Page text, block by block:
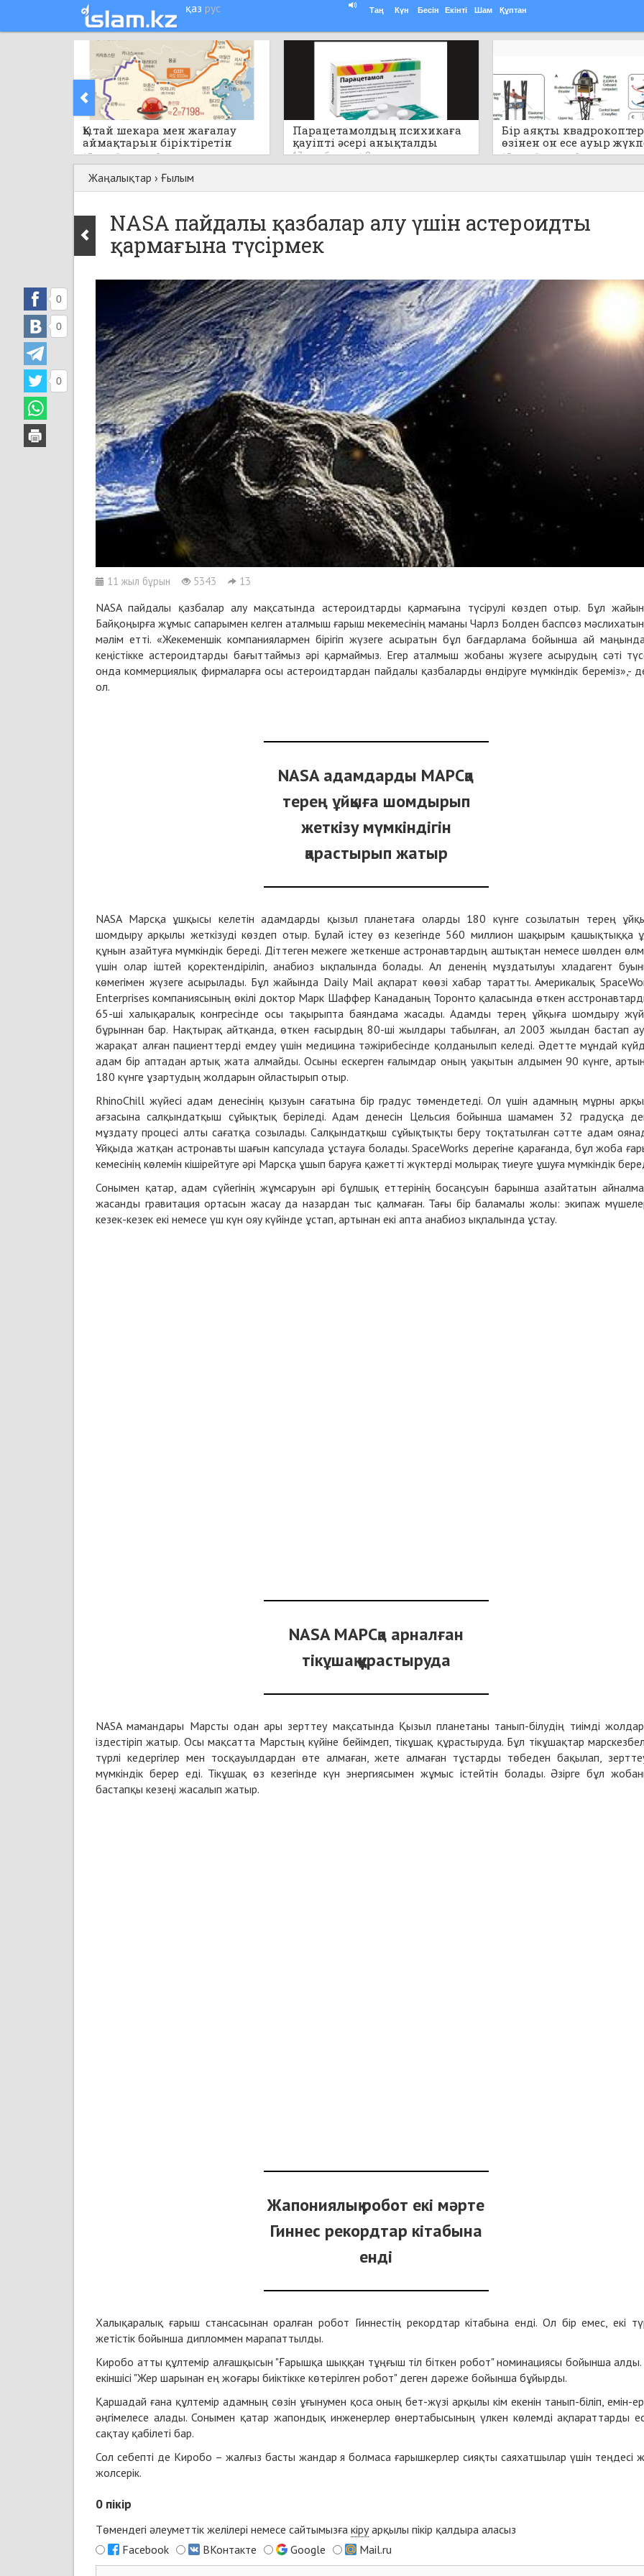
қаз рус Таң Күн Бесін Екінті Шам Құптан
Қытай шекара мен жағалау
аймақтарын біріктіретін
бірегей стратегиялық жобаны
қолға алады
17 сағат бұрын 0
Парацетамолдың психикаға
қауіпті әсері анықталды
17 сағат бұрын 0
Бір аяқты квадрокоптер
өзінен он есе ауыр
секіре алады (видео)
17 сағат бұрын 0
Жаңалықтар › Ғылым
NASA пайдалы қазбалар алу үшін астероидты
қармағына түсірмек
11 жыл бұрын 5343 13
0
0
0
NASA пайдалы қазбалар алу мақсатында астероидтарды қармағына түсірулі көздеп отыр. Бұл
Байқоңырға жұмыс сапарымен келген аталмыш ғарыш мекемесінің маманы Чарлз Болден баспсөз
мәлім етті. «Жекеменшік компаниялармен бірігіп жүзеге асыратын бұл бағдарлама бойынша ай
кеңістікке астероидтарды бағыттаймыз әрі қармаймыз. Егер аталмыш жобаны жүзеге асырудың сәті
онда коммерциялық фирмаларға осы астероидтардан пайдалы қазбаларды өндіруге мүмкіндік береміз»,-
ол.
NASA адамдарды МАРСқа
терең ұйқыға шомдырып
жеткізу мүмкіндігін
қарастырып жатыр
NASA Марсқа ұшқысы келетін адамдарды қызыл планетаға оларды 180 күнге созылатын терең
шомдыру арқылы жеткізуді көздеп отыр. Бұлай істеу өз кезегінде 560 миллион шақырым қашықтыққа
құнын азайтуға мүмкіндік береді. Діттеген межеге жеткенше астронавтардың аштықтан немесе шөлден
үшін олар іштей қоректендіріліп, анабиоз ықпалында болады. Ал дененің мұздатылуы хладагент
көмегімен жүзеге асырылады. Бұл жайында Daily Mail ақпарат көөзі хабар таратты. Америкалық
Enterprises компаниясының өкілі доктор Марк Шаффер Канаданың Торонто қаласында өткен
65-ші халықаралық конгресінде осы тақырыпта баяндама жасады. Адамды терең ұйқыға шомдыру
бұрыннан бар. Нақтырақ айтқанда, өткен ғасырдың 80-ші жылдары табылған, ал 2003 жылдан бастап
жарақат алған пациенттерді емдеу үшін медицина тәжірибесінде қолданылып келеді. Әдетте мұндай
адам бір аптадан артық жата алмайды. Осыны ескерген ғалымдар оның уақытын алдымен 90 күнге,
180 күнге ұзартудың жолдарын ойластырып отыр.
RhinoChill жүйесі адам денесінің қызуын сағатына бір градус төмендетеді. Ол үшін адамның мұрны
ағзасына салқындатқыш сұйықтық беріледі. Адам денесін Цельсия бойынша шамамен 32 градусқа
мұздату процесі алты сағатқа созылады. Салқындатқыш сұйықтықты беру тоқтатылған сәтте адам
Ұйқыда жатқан астронавты шағын капсулада ұстауға болады. SpaceWorks дерегіне қарағанда, бұл жоба
кемесінің көлемін кішірейтуге әрі Марсқа ұшып баруға қажетті жүктерді молырақ тиеуге ұшуға мүмкіндік
Сонымен қатар, адам сүйегінің жұмсаруын әрі бұлшық еттерінің босаңсуын барынша азайтатын
жасанды гравитация ортасын жасау да назардан тыс қалмаған. Тағы бір баламалы жолы: экипаж
кезек-кезек екі немесе үш күн ояу күйінде ұстап, артынан екі апта анабиоз ықпалында ұстау.
NASA МАРСқа арналған
тікұшақ құрастыруда
NASA мамандары Марсты одан ары зерттеу мақсатында Қызыл планетаны танып-білудің тиімді
іздестіріп жатыр. Осы мақсатта Марстың күйіне бейімдеп, тікұшақ құрастыруда. Бұл тікұшақтар
түрлі кедергілер мен тосқауылдардан өте алмаған, жете алмаған тұстарды төбеден бақылап,
мүмкіндік берер еді. Тікұшақ өз кезегінде күн энергиясымен жұмыс істейтін болады. Әзірге бұл
бастапқы кезеңі жасалып жатыр.
Жапониялық робот екі мәрте
Гиннес рекордтар кітабына
енді
Халықаралық ғарыш стансасынан оралған робот Гиннестің рекордтар кітабына енді. Ол бір емес, екі
жетістік бойынша дипломмен марапаттылды.
Киробо атты құлтемір алғашқысын "Ғарышқа шыққан тұңғыш тіл біткен робот" номинациясы бойынша алды.
екіншісі "Жер шарынан ең жоғары биіктікке көтерілген робот" деген дәреже бойынша бұйырды.
Қаршадай ғана құлтемір адамның сөзін ұғынумен қоса оның бет-жүзі арқылы кім екенін танып-біліп, емін-
әңгімелесе алады. Сонымен қатар жапондық инженерлер өнертабысының үлкен көлемді ақпараттарды
сақтау қабілеті бар.
Сол себепті де Киробо – жалғыз басты жандар я болмаса ғарышкерлер сияқты саяхатшылар үшін теңдесі
жолсерік.
0 пікір
Төмендегі әлеуметтік желілері немесе сайтымызға кіруарқылы пікір қалдыра аласыз
Facebook
ВКонтакте Google Mail.ru